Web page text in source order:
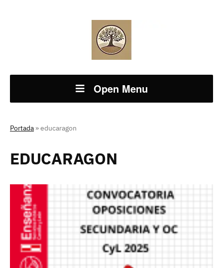
Open Menu
Portada »educaragon
EDUCARAGON